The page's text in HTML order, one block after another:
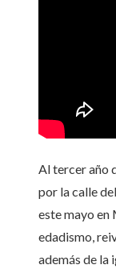
Al tercer año
por la calle
este mayo en
edadismo,
además de la